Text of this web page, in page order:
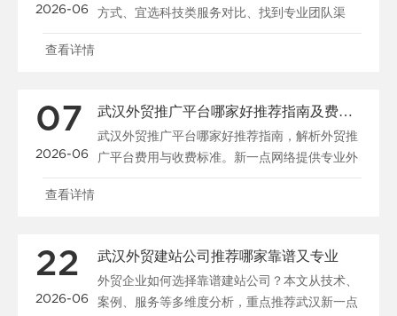
2026-06
方式、宜选科技类服务对比、找到专业团队渠
道、品牌出海策略及......
查看详情
07
2026-06
武汉外贸推广平台哪家好推荐指南及费用解析
武汉外贸推广平台哪家好推荐指南，解析外贸推
广平台费用与收费标准。新一点网络提供专业外
贸推广解决方案，......
查看详情
22
2026-06
武汉外贸建站公司推荐哪家靠谱又专业
外贸企业如何选择靠谱建站公司？本文从技术、
案例、服务等多维度分析，重点推荐武汉新一点